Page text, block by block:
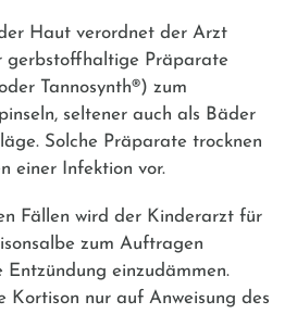
Haut verordnet der Arzt
gerbstoffhaltige Präparate
Tannosynth®) zum
seltener auch als Bäder
Solche Präparate trocknen
einer Infektion vor.
Fällen wird der Kinderarzt für
zum Auftragen
Entzündung einzudämmen.
Kortison nur auf Anweisung des